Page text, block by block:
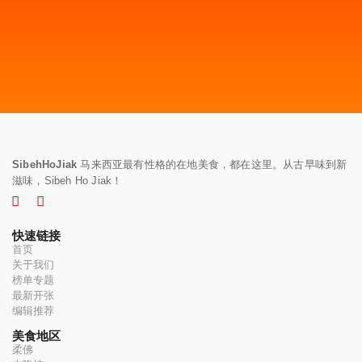
SibehHoJiak 马来西亚最有性格的在地美食，都在这里。从古早味到新
滋味，Sibeh Ho Jiak！
快速链接
首页
关于我们
榜单专题
最新开张
编辑推荐
美食地区
柔佛